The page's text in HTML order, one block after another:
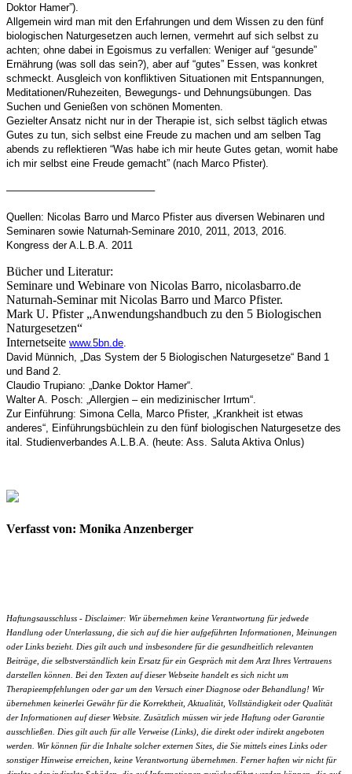
Doktor Hamer”).
Allgemein wird man mit den Erfahrungen und dem Wissen zu den fünf
biologischen Naturgesetzen auch lernen, vermehrt auf sich selbst zu
achten; ohne dabei in Egoismus zu verfallen: Weniger auf “gesunde”
Ernährung (was soll das sein?), aber auf “gutes” Essen, was konkret
schmeckt. Ausgleich von konfliktiven Situationen mit Entspannungen,
Meditationen/Ruhezeiten, Bewegungs- und Dehnungsübungen. Das
Suchen und Genießen von schönen Momenten.
Gezielter Ansatz nicht nur in der Therapie ist, sich selbst täglich etwas
Gutes zu tun, sich selbst eine Freude zu machen und am selben Tag
abends zu reflektieren “Was habe ich mir heute Gutes getan, womit habe
ich mir selbst eine Freude gemacht” (nach Marco Pfister).
——————————————–
Quellen: Nicolas Barro und Marco Pfister aus diversen Webinaren und
Seminaren sowie Naturnah-Seminare 2010, 2011, 2013, 2016.
Kongress der A.L.B.A. 2011
Bücher und Literatur:
Seminare und Webinare von Nicolas Barro, nicolasbarro.de
Naturnah-Seminar mit Nicolas Barro und Marco Pfister.
Mark U. Pfister „Anwendungshandbuch zu den 5 Biologischen
Naturgesetzen“
Internetseite www.5bn.de
David Münnich, „Das System der 5 Biologischen Naturgesetze“ Band 1
und Band 2.
Claudio Trupiano: „Danke Doktor Hamer“.
Walter A. Posch: „Allergien – ein medizinischer Irrtum“.
Zur Einführung: Simona Cella, Marco Pfister, „Krankheit ist etwas
anderes“, Einführungsbüchlein zu den fünf biologischen Naturgesetze des
ital. Studienverbandes A.L.B.A. (heute: Ass. Saluta Aktiva Onlus)
Verfasst von: Monika Anzenberger
Haftungsausschluss - Disclaimer: Wir übernehmen keine Verantwortung für jedwede
Handlung oder Unterlassung, die sich auf die hier aufgeführten Informationen, Meinungen
oder Links bezieht. Dies gilt auch und insbesondere für die gesundheitlich relevanten
Beiträge, die selbstverständlich kein Ersatz für ein Gespräch mit dem Arzt Ihres Vertrauens
darstellen können. Bei den Texten auf dieser Webseite handelt es sich nicht um
Therapieempfehlungen oder gar um den Versuch einer Diagnose oder Behandlung! Wir
übernehmen keinerlei Gewähr für die Korrektheit, Aktualität, Vollständigkeit oder Qualität
der Informationen auf dieser Website. Zusätzlich müssen wir jede Haftung oder Garantie
ausschließen. Dies gilt auch für alle Verweise (Links), die direkt oder indirekt angeboten
werden. Wir können für die Inhalte solcher externen Sites, die Sie mittels eines Links oder
sonstiger Hinweise erreichen, keine Verantwortung übernehmen. Ferner haften wir nicht für